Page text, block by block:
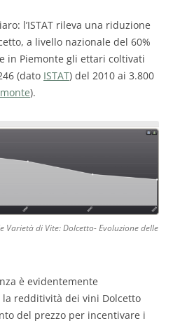
l’ISTAT rileva una riduzione
a livello nazionale del 60%
in Piemonte gli ettari coltivati
(dato ISTAT) del 2010 ai 3.800
).
Varietà di Vite: Dolcetto- Evoluzione delle
è evidentemente
redditività dei vini Dolcetto
del prezzo per incentivare i